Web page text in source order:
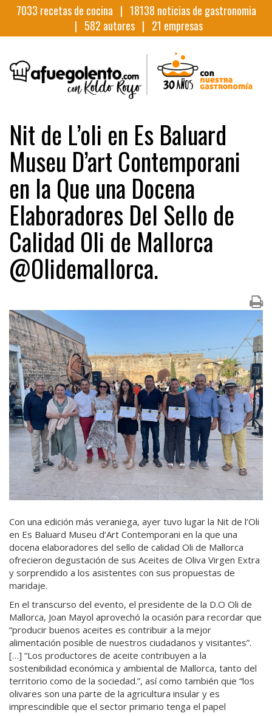
7033 recetas de cocina | 18138 noticias de gastronomia
| 582 autores | 21 empresas
Nit de L’oli en Es Baluard
Museu D’art Contemporani
en la Que una Docena
Elaboradores Del Sello de
Calidad Oli de Mallorca
@Olidemallorca.
Con una edición más veraniega, ayer tuvo lugar la Nit de l’Oli
en Es Baluard Museu d’Art Contemporani en la que una
docena elaboradores del sello de calidad Oli de Mallorca
ofrecieron degustación de sus Aceites de Oliva Virgen Extra
y sorprendido a los asistentes con sus propuestas de
maridaje.
En el transcurso del evento, el presidente de la D.O Oli de
Mallorca, Joan Mayol aprovechó la ocasión para recordar que
“producir buenos aceites es contribuir a la mejor
alimentación posible de nuestros ciudadanos y visitantes”.
[…] “Los productores de aceite contribuyen a la
sostenibilidad económica y ambiental de Mallorca, tanto del
territorio como de la sociedad.”, así como también que “los
olivares son una parte de la agricultura insular y es
imprescindible que el sector primario tenga el papel